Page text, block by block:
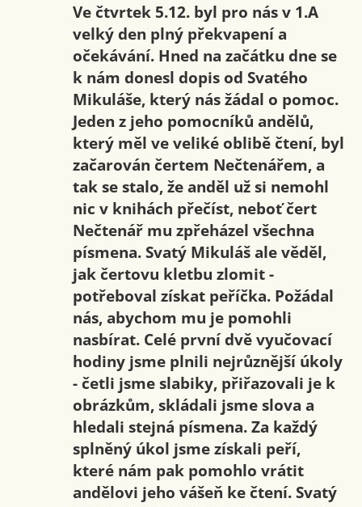
Ve čtvrtek 5.12. byl pro nás v 1.A
velký den plný překvapení a
očekávání. Hned na začátku dne se
k nám donesl dopis od Svatého
Mikuláše, který nás žádal o pomoc.
Jeden z jeho pomocníků andělů,
který měl ve veliké oblibě čtení, byl
začarován čertem Nečtenářem, a
tak se stalo, že anděl už si nemohl
nic v knihách přečíst, neboť čert
Nečtenář mu zpřeházel všechna
písmena. Svatý Mikuláš ale věděl,
jak čertovu kletbu zlomit -
potřeboval získat peříčka. Požádal
nás, abychom mu je pomohli
nasbírat. Celé první dvě vyučovací
hodiny jsme plnili nejrůznější úkoly
- četli jsme slabiky, přiřazovali je k
obrázkům, skládali jsme slova a
hledali stejná písmena. Za každý
splněný úkol jsme získali peří,
které nám pak pomohlo vrátit
andělovi jeho vášeň ke čtení. Svatý